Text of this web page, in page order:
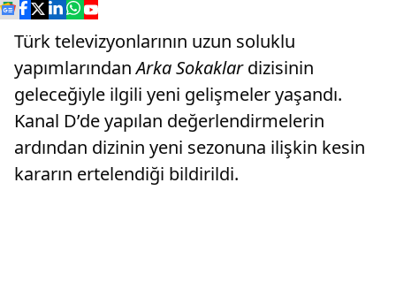
Türk televizyonlarının uzun soluklu
yapımlarındanArka Sokaklardizisinin
geleceğiyle ilgili yeni gelişmeler yaşandı.
Kanal D’de yapılan değerlendirmelerin
ardından dizinin yeni sezonuna ilişkin kesin
kararın ertelendiği bildirildi.